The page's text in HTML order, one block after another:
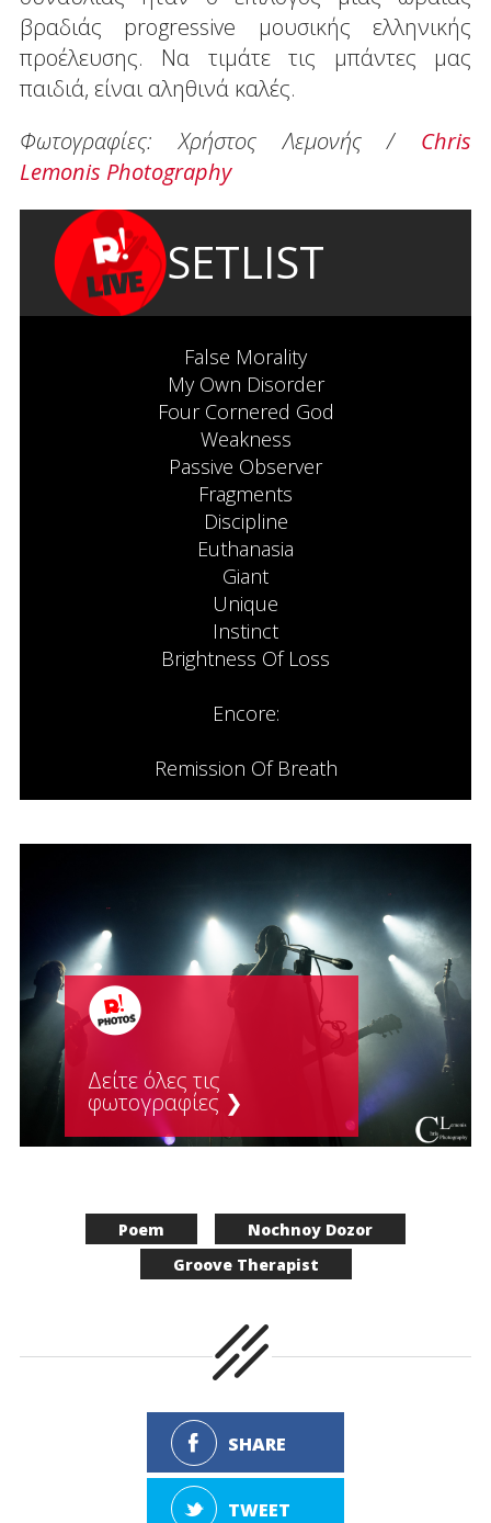
βραδιάς progressive μουσικής ελληνικής
προέλευσης. Να τιμάτε τις μπάντες μας
παιδιά, είναι αληθινά καλές.
Φωτογραφίες: Χρήστος Λεμονής / Chris
Lemonis Photography
SETLIST
False Morality
My Own Disorder
Four Cornered God
Weakness
Passive Observer
Fragments
Discipline
Euthanasia
Giant
Unique
Instinct
Brightness Of Loss
Encore:
Remission Οf Breath
Δείτε όλες τις
φωτογραφίες ❯
Poem
Nochnoy Dozor
Groove Therapist
SHARE
TWEET